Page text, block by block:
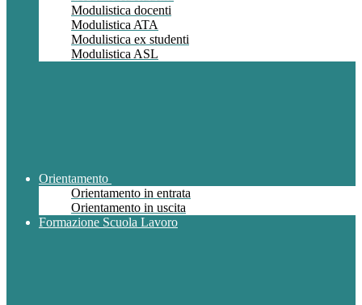
Modulistica docenti
Modulistica ATA
Modulistica ex studenti
Modulistica ASL
Orientamento
Orientamento in entrata
Orientamento in uscita
Formazione Scuola Lavoro